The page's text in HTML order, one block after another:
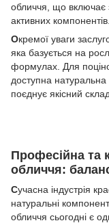
обличчя, що включає
активних компонентів.
Окремої уваги
яка базується на
формулах. Для
доступна
поєднує якісний
Професійна та
обличчя:
Сучасна індустрія
натуральні
обличчя сьогодні є